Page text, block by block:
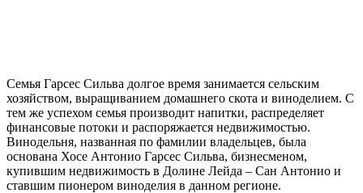
Семья Гарсес Сильва долгое время занимается сельским
хозяйством, выращиванием домашнего скота и виноделием. С
тем же успехом семья производит напитки, распределяет
финансовые потоки и распоряжается недвижимостью.
Винодельня, названная по фамилии владельцев, была
основана Хосе Антонио Гарсес Сильва, бизнесменом,
купившим недвижимость в Долине Лейда – Сан Антонио и
ставшим пионером виноделия в данном регионе.